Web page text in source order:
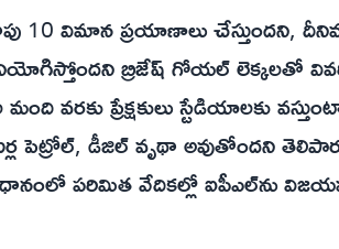
10 విమాన ప్రయాణాలు చేస్తుందని,
బ్రిజేష్ గోయల్ లెక్కలతో
ప్రేక్షకులు స్టేడియాలకు
పెట్రోల్, డీజిల్ వృథా అవుతోందని
పరిమిత వేదికల్లో ఐపీఎల్‌ను